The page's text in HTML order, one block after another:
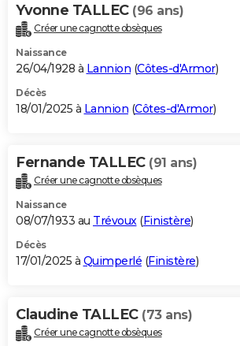
Yvonne TALLEC (96 ans)
Créer une cagnotte obsèques
Naissance
26/04/1928 à Lannion (Côtes-d'Armor)
Décès
18/01/2025 à Lannion (Côtes-d'Armor)
Fernande TALLEC (91 ans)
Créer une cagnotte obsèques
Naissance
08/07/1933 au Trévoux(Finistère)
Décès
17/01/2025 à Quimperlé (Finistère)
Claudine TALLEC (73 ans)
Créer une cagnotte obsèques